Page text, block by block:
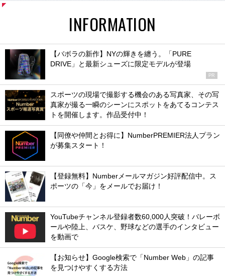
INFORMATION
【バボラの新作】NYの輝きを纏う。「PURE
DRIVE」と最新シューズに限定モデルが登場
PR
スポーツの現場で撮影する機会のある写真家、その写
真家が撮る一瞬のシーンにスポットをあてるコンテス
トを開催します。作品受付中！
【同僚や仲間とお得に】NumberPREMIER法人プラン
が募集スタート！
【登録無料】Numberメールマガジン好評配信中。ス
ポーツの「今」をメールでお届け！
YouTubeチャンネル登録者数60,000人突破！バレーボ
ールや陸上、バスケ、野球などの選手のインタビュー
を動画で
【お知らせ】Google検索で「Number Web」の記事
を見つけやすくする方法